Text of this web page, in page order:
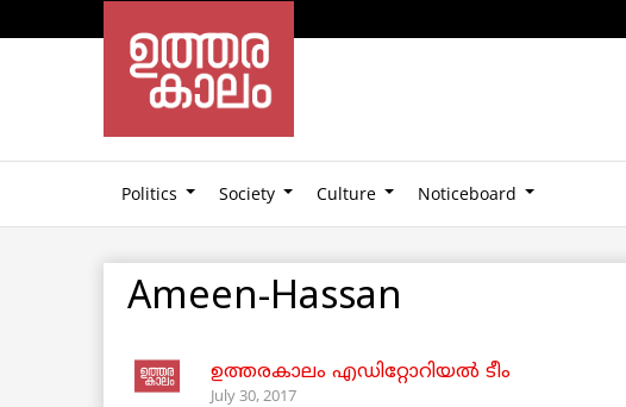
Politics Society Culture Noticeboard
Ameen-Hassan
ഉത്തരകാലം എഡിറ്റോറിയല്‍ ടീം
July 30, 2017